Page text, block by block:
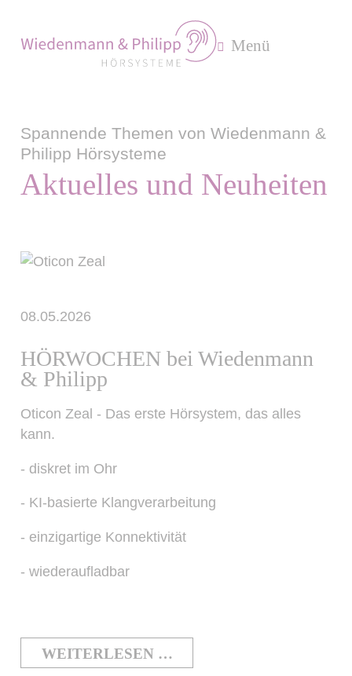
Menü
Spannende Themen von Wiedenmann &
Philipp Hörsysteme
Aktuelles und Neuheiten
08.05.2026
HÖRWOCHEN bei Wiedenmann
& Philipp
Oticon Zeal - Das erste Hörsystem, das alles
kann.
- diskret im Ohr
- KI-basierte Klangverarbeitung
- einzigartige Konnektivität
- wiederaufladbar
WEITERLESEN …